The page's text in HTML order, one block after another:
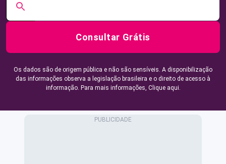
Consultar Grátis
Os dados são de origem pública e não são sensíveis. A disponibilização
das informações observa a legislação brasileira e o direito de acesso à
informação. Para mais informações, Clique aqui.